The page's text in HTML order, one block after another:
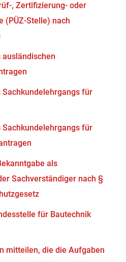
, Zertifizierung- oder
(PÜZ-Stelle) nach
für
für
als
Sachverständiger nach §
für Bautechnik
mitteilen, die die Aufgaben